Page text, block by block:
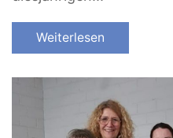
Weiterlesen